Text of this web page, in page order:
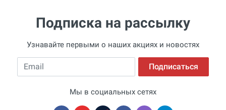
Подписка на рассылку
Узнавайте первыми о наших акциях и новостях
Email Подписаться
Мы в социальных сетях